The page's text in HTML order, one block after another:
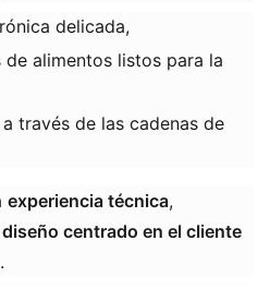
delicada,
de alimentos listos para la
a través de las cadenas de
experiencia técnica​, ​
diseño centrado en el cliente